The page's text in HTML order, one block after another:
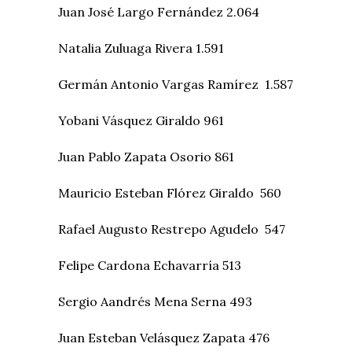
Juan José Largo Fernández 2.064
Natalia Zuluaga Rivera 1.591
Germán Antonio Vargas Ramírez 1.587
Yobani Vásquez Giraldo 961
Juan Pablo Zapata Osorio 861
Mauricio Esteban Flórez Giraldo 560
Rafael Augusto Restrepo Agudelo 547
Felipe Cardona Echavarría 513
Sergio Aandrés Mena Serna 493
Juan Esteban Velásquez Zapata 476